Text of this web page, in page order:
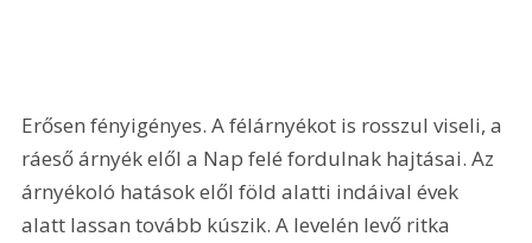
Erősen fényigényes. A félárnyékot is rosszul viseli, a
ráeső árnyék elől a Nap felé fordulnak hajtásai. Az
árnyékoló hatások elől föld alatti indáival évek
alatt lassan tovább kúszik. A levelén levő ritka